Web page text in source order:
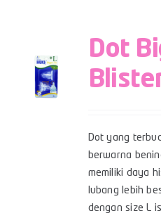
Dot
Dot yang
berwarna
memiliki daya
lubang lebih
dengan size L